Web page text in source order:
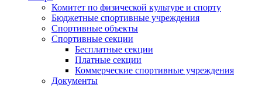
Комитет по физической культуре и спорту
Бюджетные спортивные учреждения
Спортивные объекты
Спортивные секции
Бесплатные секции
Платные секции
Коммерческие спортивные учреждения
Документы